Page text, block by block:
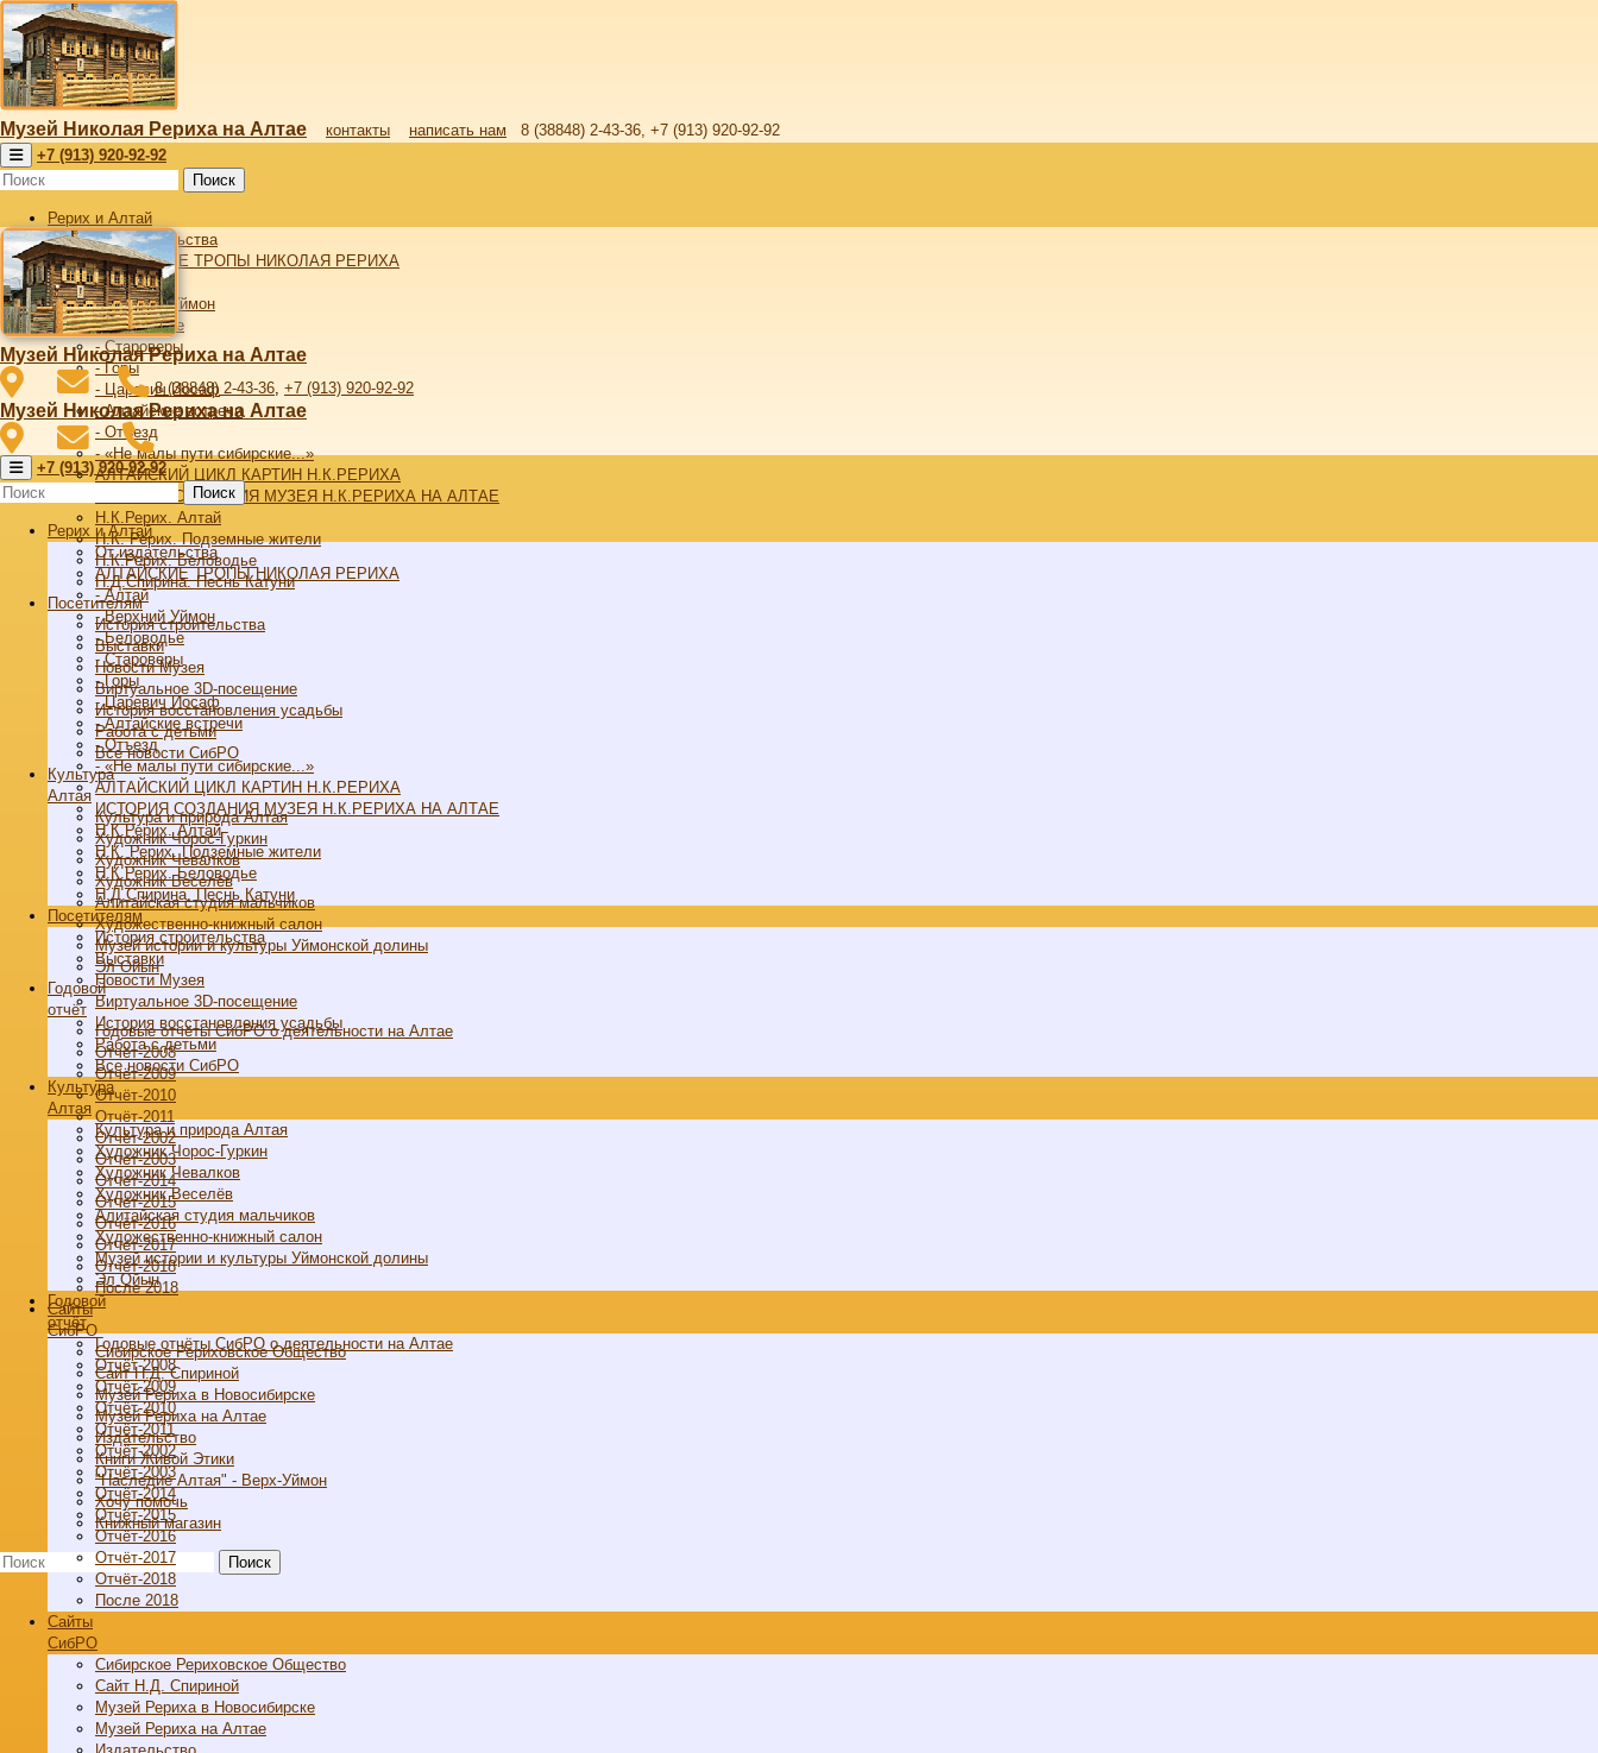
Музей Николая Рериха на Алтае контакты написать нам
8 (38848) 2-43-36, +7 (913) 920-92-92
+7 (913) 920-92-92
Поиск
Рерих и Алтай
От издательства
АЛТАЙСКИЕ ТРОПЫ НИКОЛАЯ РЕРИХА
- Алтай
- Верхний Уймон
- Беловодье
- Староверы
- Горы
- Царевич Иосаф
- Алтайские встречи
- Отъезд
- «Не малы пути сибирские...»
АЛТАЙСКИЙ ЦИКЛ КАРТИН Н.К.РЕРИХА
ИСТОРИЯ СОЗДАНИЯ МУЗЕЯ Н.К.РЕРИХА НА АЛТАЕ
Н.К.Рерих. Алтай
Н.К. Рерих. Подземные жители
Н.К.Рерих. Беловодье
Н.Д.Спирина. Песнь Катуни
Посетителям
История строительства
Выставки
Новости Музея
Виртуальное 3D-посещение
История восстановления усадьбы
Работа с детьми
Все новости СибРО
Культура
Алтая
Культура и природа Алтая
Художник Чорос-Гуркин
Художник Чевалков
Художник Веселёв
Алитайская студия мальчиков
Художественно-книжный салон
Музей истории и культуры Уймонской долины
Эл Ойын
Годовой
отчёт
Годовые отчёты СибРО о деятельности на Алтае
Отчёт-2008
Отчёт-2009
Отчёт-2010
Отчёт-2011
Отчёт-2002
Отчёт-2003
Отчёт-2014
Отчёт-2015
Отчёт-2016
Отчёт-2017
Отчёт-2018
После 2018
Cайты
СибРО
Сибирское Рериховское Общество
Сайт Н.Д. Спириной
Музей Рериха в Новосибирске
Музей Рериха на Алтае
Издательство
Книги Живой Этики
"Наследие Алтая" - Верх-Уймон
Хочу помочь
Книжный магазин
Поиск
Музей Николая Рериха на Алтае
8 (38848) 2-43-36, +7 (913) 920-92-92
Музей Николая Рериха на Алтае
+7 (913) 920-92-92
Поиск
Рерих и Алтай
От издательства
АЛТАЙСКИЕ ТРОПЫ НИКОЛАЯ РЕРИХА
- Алтай
- Верхний Уймон
- Беловодье
- Староверы
- Горы
- Царевич Иосаф
- Алтайские встречи
- Отъезд
- «Не малы пути сибирские...»
АЛТАЙСКИЙ ЦИКЛ КАРТИН Н.К.РЕРИХА
ИСТОРИЯ СОЗДАНИЯ МУЗЕЯ Н.К.РЕРИХА НА АЛТАЕ
Н.К.Рерих. Алтай
Н.К. Рерих. Подземные жители
Н.К.Рерих. Беловодье
Н.Д.Спирина. Песнь Катуни
Посетителям
История строительства
Выставки
Новости Музея
Виртуальное 3D-посещение
История восстановления усадьбы
Работа с детьми
Все новости СибРО
Культура
Алтая
Культура и природа Алтая
Художник Чорос-Гуркин
Художник Чевалков
Художник Веселёв
Алитайская студия мальчиков
Художественно-книжный салон
Музей истории и культуры Уймонской долины
Эл Ойын
Годовой
отчёт
Годовые отчёты СибРО о деятельности на Алтае
Отчёт-2008
Отчёт-2009
Отчёт-2010
Отчёт-2011
Отчёт-2002
Отчёт-2003
Отчёт-2014
Отчёт-2015
Отчёт-2016
Отчёт-2017
Отчёт-2018
После 2018
Cайты
СибРО
Сибирское Рериховское Общество
Сайт Н.Д. Спириной
Музей Рериха в Новосибирске
Музей Рериха на Алтае